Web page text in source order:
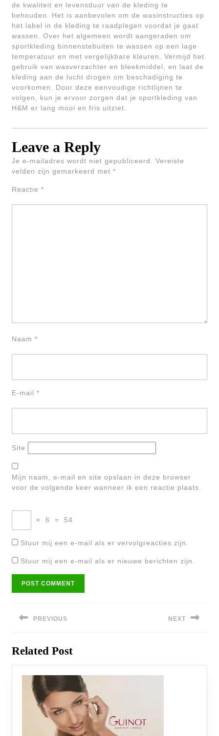
de kwaliteit en levensduur van de kleding te
behouden. Het is aanbevolen om de wasinstructies op
het label in de kleding te raadplegen voordat je gaat
wassen. Over het algemeen wordt aangeraden om
sportkleding binnenstebuiten te wassen op een lage
temperatuur en met vergelijkbare kleuren. Vermijd het
gebruik van wasverzachter en bleekmiddel, en laat de
kleding aan de lucht drogen om beschadiging te
voorkomen. Door deze eenvoudige richtlijnen te
volgen, kun je ervoor zorgen dat je sportkleding van
H&M er lang mooi en fris uitziet.
Leave a Reply
Je e-mailadres wordt niet gepubliceerd.
Vereiste
velden zijn gemarkeerd met *
Reactie *
Naam *
E-mail *
Site
Mijn naam, e-mail en site opslaan in deze browser
voor de volgende keer wanneer ik een reactie plaats.
× 6 = 54
Stuur mij een e-mail als er vervolgreacties zijn.
Stuur mij een e-mail als er nieuwe berichten zijn.
navigatie
PREVIOUS
post:
NEXT
Related Post